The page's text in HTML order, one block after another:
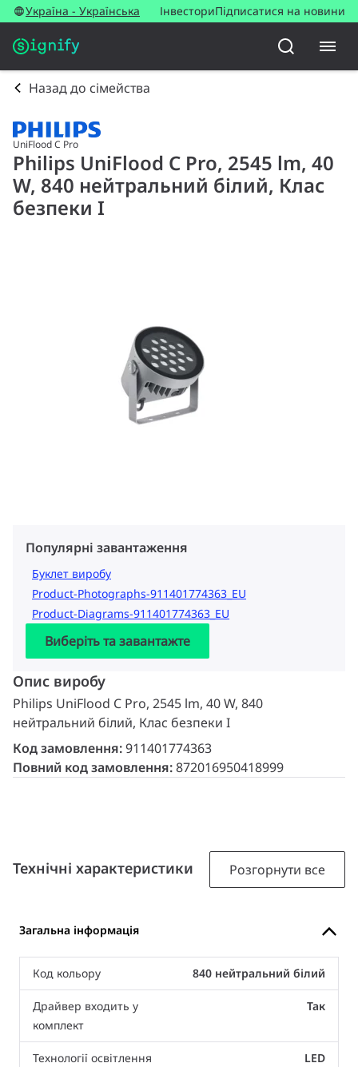
Україна - Українська ІнвесториПідписатися на новини
Назад до сімейства
UniFlood C Pro
Philips UniFlood C Pro, 2545 lm, 40
W, 840 нейтральний білий, Клас
безпеки I
Популярні завантаження
Буклет виробу
Product-Photographs-911401774363_EU
Product-Diagrams-911401774363_EU
Виберіть та завантажте
Опис виробу
Philips UniFlood C Pro, 2545 lm, 40 W, 840
нейтральний білий, Клас безпеки I
Код замовлення:911401774363
Повний код замовлення:872016950418999
Технічні характеристики Розгорнути все
Загальна інформація
Код кольору 840 нейтральний білий
Драйвер входить у
комплект
Так
Технології освітлення LED